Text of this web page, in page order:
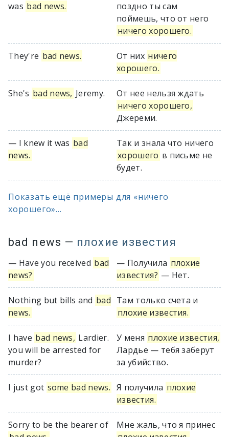
was bad news.
поздно ты сам
поймешь, что от него
ничего хорошего.
They're bad news. От них ничего
хорошего.
She's bad news, Jeremy.
От нее нельзя ждать
ничего хорошего,
Джереми.
— I knew it was bad
news.
Так и знала что ничего
хорошего в письме не
будет.
Показать ещё примеры для «ничего
хорошего»...
bad news — плохие известия
— Have you received bad
news?
— Получила плохие
известия? — Нет.
Nothing but bills and bad
news.
Там только счета и
плохие известия.
I have bad news, Lardier.
you will be arrested for
murder?
У меня плохие известия,
Лардье — тебя заберут
за убийство.
I just got some bad news. Я получила плохие
известия.
Sorry to be the bearer of
Мне жаль, что я принес